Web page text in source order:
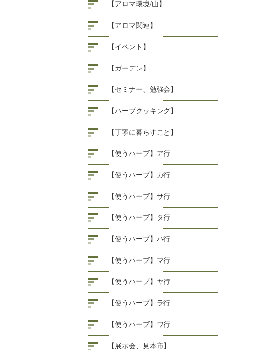
【アロマ環境/山】
【アロマ関連】
【イベント】
【ガーデン】
【セミナー、勉強会】
【ハーブクッキング】
【丁寧に暮らすこと】
【使うハーブ】ア行
【使うハーブ】カ行
【使うハーブ】サ行
【使うハーブ】タ行
【使うハーブ】ハ行
【使うハーブ】マ行
【使うハーブ】ヤ行
【使うハーブ】ラ行
【使うハーブ】ワ行
【展示会、見本市】